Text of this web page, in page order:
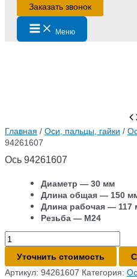
Заказать звонок
Main
Menu Меню
Главная / Оси, пальцы, гайки /
94261607
Ось 94261607
Диаметр — 30 мм
Длина общая — 150
Длина рабочая — 117
Резьба — М24
Количество
товара
Ось
94261607
Уточнить стоимость
Артикул: 94261607 Категория: